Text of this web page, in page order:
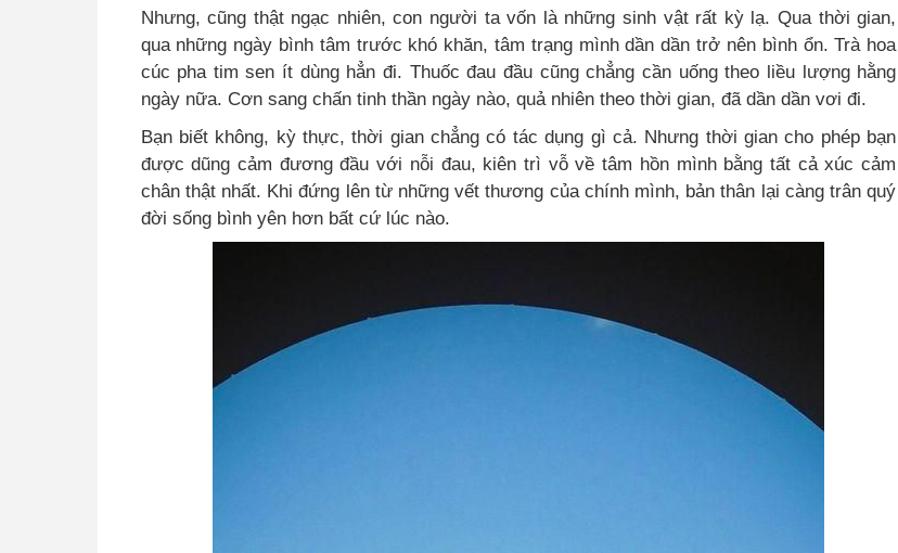
Nhưng, cũng thật ngạc nhiên, con người ta vốn là những sinh vật rất kỳ lạ. Qua thời gian,
qua những ngày bình tâm trước khó khăn, tâm trạng mình dần dần trở nên bình ổn. Trà hoa
cúc pha tim sen ít dùng hẳn đi. Thuốc đau đầu cũng chẳng cần uống theo liều lượng hằng
ngày nữa. Cơn sangchấn tinh thần ngày nào, quả nhiên theo thời gian, đã dần dần vơi đi.
Bạn biết không, kỳ thực, thời gian chẳng có tác dụng gì cả. Nhưng thời gian cho phép bạn
được dũng cảm đương đầu với nỗi đau, kiên trì vỗ về tâm hồn mình bằng tất cả xúc cảm
chân thật nhất. Khi đứng lên từ những vết thương của chính mình, bản thân lại càng trân quý
đời sống bình yên hơn bất cứ lúc nào.